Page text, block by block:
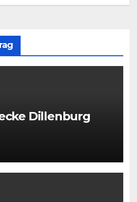
Dillenburg